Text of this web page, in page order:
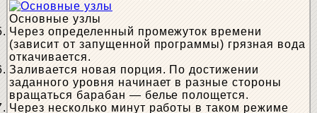
Основные узлы
Через определенный промежуток времени
(зависит от запущенной программы) грязная вода
откачивается.
Заливается новая порция. По достижении
заданного уровня начинает в разные стороны
вращаться барабан — белье полощется.
Через несколько минут работы в таком режиме